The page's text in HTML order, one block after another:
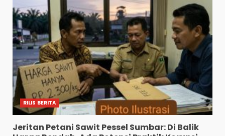
RILIS BERITA
Jeritan Petani Sawit Pessel Sumbar: Di Balik